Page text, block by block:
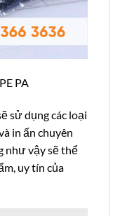
PA
sử dụng các loại
in ấn chuyên
như vậy sẽ thể
uy tín của